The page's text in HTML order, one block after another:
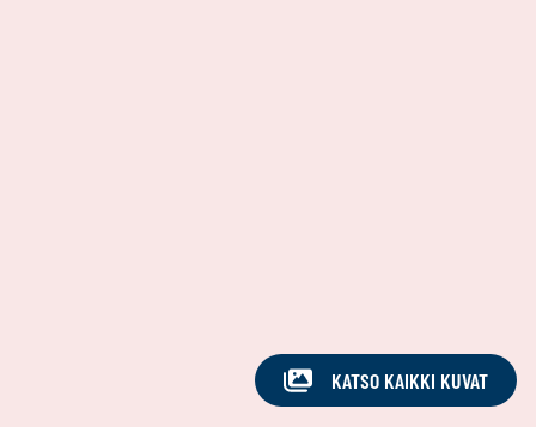
KATSO KAIKKI KUVAT